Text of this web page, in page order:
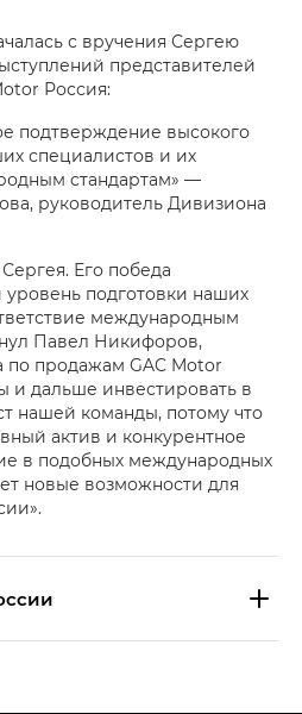
с вручения Сергею
представителей
Россия:
подтверждение высокого
специалистов и их
стандартам» —
руководитель Дивизиона
Его победа
подготовки наших
международным
Павел Никифоров,
по продажам GAC Motor
дальше инвестировать в
нашей команды, потому что
актив и конкурентное
в подобных международных
новые возможности для